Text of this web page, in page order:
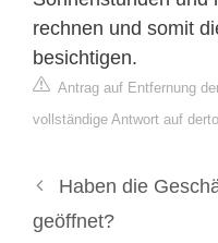
rechnen und somit
besichtigen.
Antrag auf Entfernung
vollständige Antwort auf
Haben die
geöffnet?